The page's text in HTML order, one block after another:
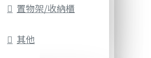
置物架/收納櫃
其他